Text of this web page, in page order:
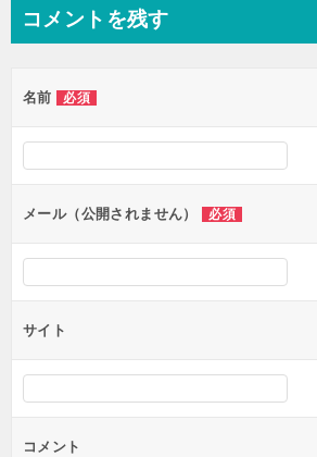
コメントを残す
名前 必須
メール（公開されません） 必須
サイト
コメント